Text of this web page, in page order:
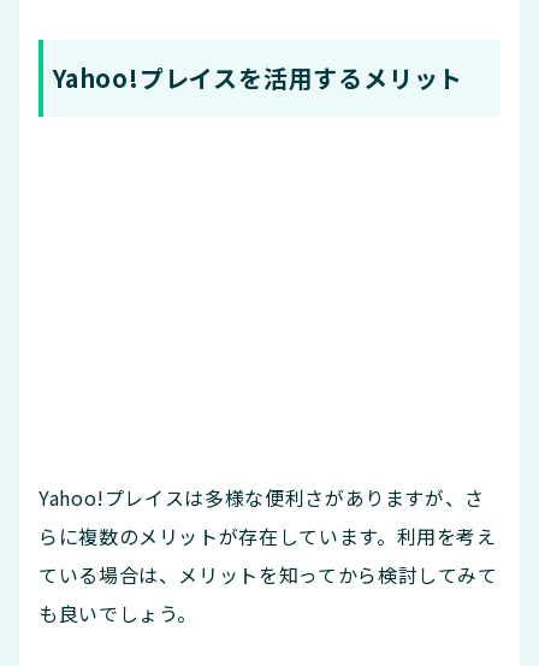
Yahoo!プレイスを活用するメリット
Yahoo!プレイスは多様な便利さがありますが、さ
らに複数のメリットが存在しています。利用を考え
ている場合は、メリットを知ってから検討してみて
も良いでしょう。